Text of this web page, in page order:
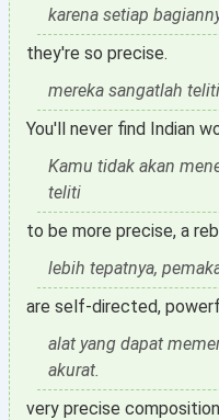
karena setiap
they're so precise.
mereka sangatlah teliti
You'll never find Indian
Kamu tidak akan
teliti
to be more precise, a
lebih tepatnya,
are self-directed,
alat yang dapat
akurat.
very precise